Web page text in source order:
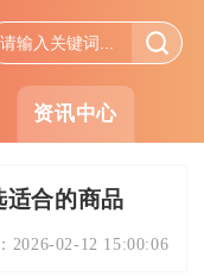
资讯中心
适合的商品
2026-02-12 15:00:06